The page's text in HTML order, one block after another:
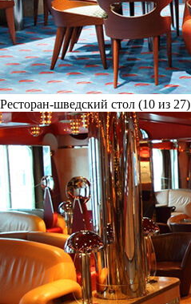
Ресторан-шведский стол (10 из 27)